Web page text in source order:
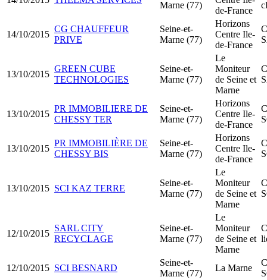
Marne (77)
de-France
14/10/2015
CG CHAUFFEUR
PRIVE
Seine-et-
Marne (77)
Horizons
Centre Ile-
de-France
13/10/2015
GREEN CUBE
TECHNOLOGIES
Seine-et-
Marne (77)
Le
Moniteur
de Seine et
Marne
13/10/2015
PR IMMOBILIERE DE
CHESSY TER
Seine-et-
Marne (77)
Horizons
Centre Ile-
de-France
13/10/2015
PR IMMOBILIÈRE DE
CHESSY BIS
Seine-et-
Marne (77)
Horizons
Centre Ile-
de-France
13/10/2015 SCI KAZ TERRE
Seine-et-
Marne (77)
Le
Moniteur
de Seine et
Marne
12/10/2015
SARL CITY
RECYCLAGE
Seine-et-
Marne (77)
Le
Moniteur
de Seine et
Marne
12/10/2015 SCI BESNARD
Seine-et-
Marne (77)
La Marne